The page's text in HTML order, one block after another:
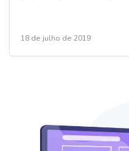
18 de julho de 2019